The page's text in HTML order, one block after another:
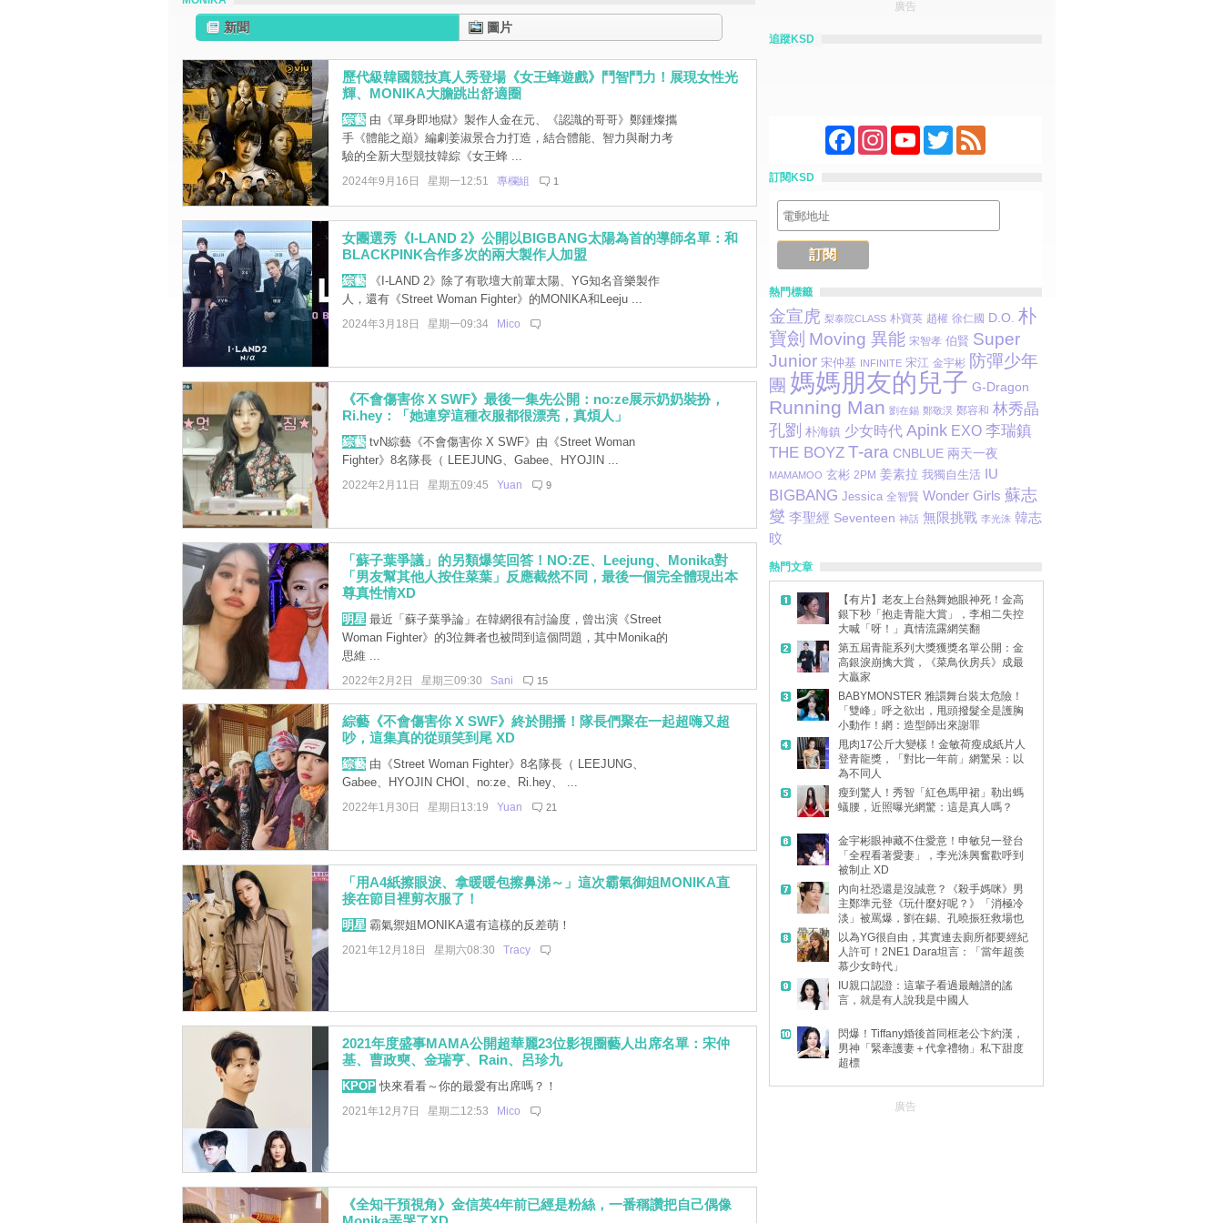
新聞 圖片
歷代級韓國競技真人秀登場《女王蜂遊戲》鬥智鬥力！展現女性光
輝、MONIKA大膽跳出舒適圈
綜藝由《單身即地獄》製作人金在元、《認識的哥哥》鄭鍾燦攜
手《體能之巔》編劇姜淑景合力打造，結合體能、智力與耐力考
驗的全新大型競技韓綜《女王蜂 ...
2024年9月16日 星期一12:51 專欄組 1
女團選秀《I-LAND 2》公開以BIGBANG太陽為首的導師名單：和
BLACKPINK合作多次的兩大製作人加盟
綜藝《I-LAND 2》除了有歌壇大前輩太陽、YG知名音樂製作
人，還有《Street Woman Fighter》的MONIKA和Leeju ...
2024年3月18日 星期一09:34 Mico
《不會傷害你 X SWF》最後一集先公開：no:ze展示奶奶裝扮，
Ri.hey：「她連穿這種衣服都很漂亮，真煩人」
綜藝tvN綜藝《不會傷害你 X SWF》由《Street Woman
Fighter》8名隊長（ LEEJUNG、Gabee、HYOJIN ...
2022年2月11日 星期五09:45 Yuan 9
「蘇子葉爭議」的另類爆笑回答！NO:ZE、Leejung、Monika對
「男友幫其他人按住菜葉」反應截然不同，最後一個完全體現出本
尊真性情XD
明星最近「蘇子葉爭論」在韓網很有討論度，曾出演《Street
Woman Fighter》的3位舞者也被問到這個問題，其中Monika的
思維 ...
2022年2月2日 星期三09:30 Sani 15
綜藝《不會傷害你 X SWF》終於開播！隊長們聚在一起超嗨又超
吵，這集真的從頭笑到尾 XD
綜藝由《Street Woman Fighter》8名隊長（ LEEJUNG、
Gabee、HYOJIN CHOI、no:ze、Ri.hey、 ...
2022年1月30日 星期日13:19 Yuan 21
「用A4紙擦眼淚、拿暖暖包擦鼻涕～」這次霸氣御姐MONIKA直
接在節目裡剪衣服了！
明星霸氣禦姐MONIKA還有這樣的反差萌！
2021年12月18日 星期六08:30 Tracy
2021年度盛事MAMA公開超華麗23位影視圈藝人出席名單：宋仲
基、曹政奭、金瑞亨、Rain、呂珍九
KPOP快來看看～你的最愛有出席嗎？！
2021年12月7日 星期二12:53 Mico
《全知干預視角》金信英4年前已經是粉絲，一番稱讚把自己偶像
廣告
追蹤KSD
FacebookInstagramYouTubeTwitterFeed
訂閱KSD
熱門標籤
金宣虎 梨泰院CLASS 朴寶英 趙權 徐仁國 D.O. 朴
寶劍 Moving 異能 宋智孝 伯賢 Super
Junior 宋仲基 INFINITE 宋江 金宇彬 防彈少年
團 媽媽朋友的兒子 G-Dragon
Running Man 劉在錫 鄭敬淏 鄭容和 林秀晶
孔劉 朴海鎮 少女時代 Apink EXO 李瑞鎮
THE BOYZ T-ara CNBLUE 兩天一夜
MAMAMOO 玄彬 2PM 姜素拉 我獨自生活 IU
BIGBANG Jessica 全智賢 Wonder Girls 蘇志
燮 李聖經 Seventeen 神話 無限挑戰 李光洙 韓志
旼
熱門文章
【有片】老友上台熱舞她眼神死！金高
銀下秒「抱走青龍大賞」，李相二失控
大喊「呀！」真情流露網笑翻
第五屆青龍系列大獎獲獎名單公開：金
高銀淚崩擒大賞，《菜鳥伙房兵》成最
大贏家
BABYMONSTER 雅譞舞台裝太危險！
「雙峰」呼之欲出，甩頭撥髮全是護胸
小動作！網：造型師出來謝罪
甩肉17公斤大變樣！金敏荷瘦成紙片人
登青龍獎，「對比一年前」網驚呆：以
為不同人
瘦到驚人！秀智「紅色馬甲裙」勒出螞
蟻腰，近照曝光網驚：這是真人嗎？
金宇彬眼神藏不住愛意！申敏兒一登台
「全程看著愛妻」，李光洙興奮歡呼到
被制止 XD
內向社恐還是沒誠意？《殺手媽咪》男
主鄭準元登《玩什麼好呢？》「消極冷
淡」被罵爆，劉在錫、孔曉振狂救場也
帶不動
以為YG很自由，其實連去廁所都要經紀
人許可！2NE1 Dara坦言：「當年超羨
慕少女時代」
IU親口認證：這輩子看過最離譜的謠
言，就是有人說我是中國人
閃爆！Tiffany婚後首同框老公卞約漢，
男神「緊牽護妻＋代拿禮物」私下甜度
超標
廣告